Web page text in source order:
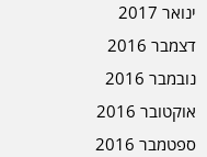
ינואר 2017
דצמבר 2016
נובמבר 2016
אוקטובר 2016
ספטמבר 2016